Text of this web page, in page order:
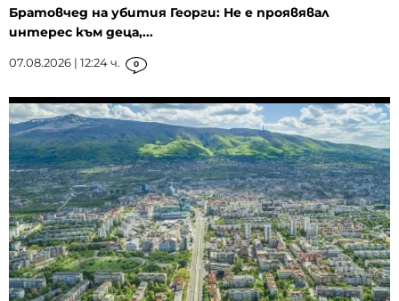
Братовчед на убития Георги: Не е проявявал
интерес към деца,...
07.08.2026 | 12:24 ч. 0